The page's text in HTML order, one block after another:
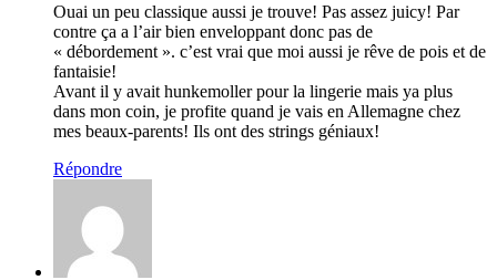
Ouai un peu classique aussi je trouve! Pas assez juicy! Par
contre ça a l’air bien enveloppant donc pas de
« débordement ». c’est vrai que moi aussi je rêve de pois et de
fantaisie!
Avant il y avait hunkemoller pour la lingerie mais ya plus
dans mon coin, je profite quand je vais en Allemagne chez
mes beaux-parents! Ils ont des strings géniaux!
Répondre